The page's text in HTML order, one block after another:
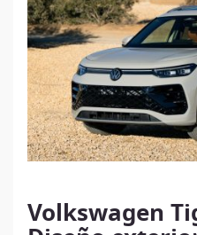
Volkswagen